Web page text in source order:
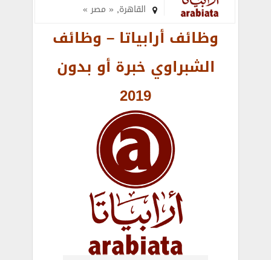
القاهرة, « مصر »
وظائف أرابياتا – وظائف
الشبراوي خبرة أو بدون
2019